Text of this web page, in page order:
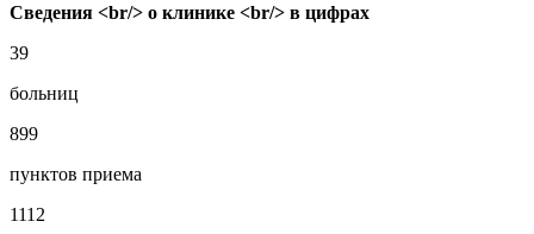
Сведения <br/> о клинике <br/> в цифрах
39
больниц
899
пунктов приема
1112